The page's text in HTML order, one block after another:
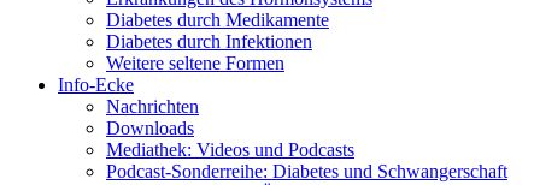
Diabetes durch Medikamente
Diabetes durch Infektionen
Weitere seltene Formen
Info-Ecke
Nachrichten
Downloads
Mediathek: Videos und Podcasts
Podcast-Sonderreihe: Diabetes und Schwangerschaft